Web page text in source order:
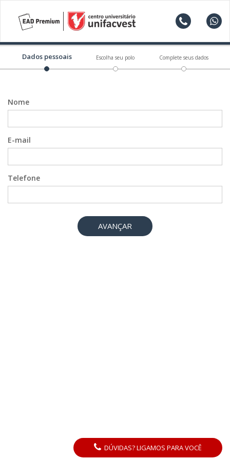
Dados pessoais Escolha seu polo Complete seus dados
Nome
E-mail
Telefone
AVANÇAR
DÚVIDAS? LIGAMOS PARA VOCÊ